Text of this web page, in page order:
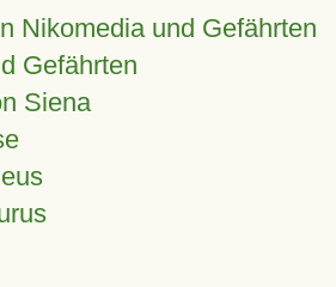
Nikomedia und Gefährten
Gefährten
Siena